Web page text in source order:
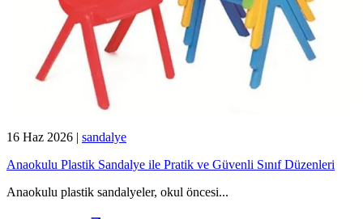
16 Haz 2026 | sandalye
Anaokulu Plastik Sandalye ile Pratik ve Güvenli Sınıf Düzenleri
Anaokulu plastik sandalyeler, okul öncesi...